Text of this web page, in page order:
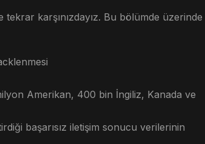
karşınızdayız. Bu bölümde üzerinde
Amerikan, 400 bin İngiliz, Kanada ve
başarısız iletişim sonucu verilerinin